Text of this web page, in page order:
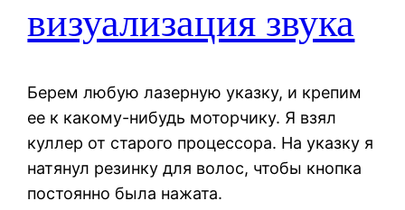
визуализация звука
Берем любую лазерную указку, и крепим
ее к какому-нибудь моторчику. Я взял
куллер от старого процессора. На указку я
натянул резинку для волос, чтобы кнопка
постоянно была нажата.